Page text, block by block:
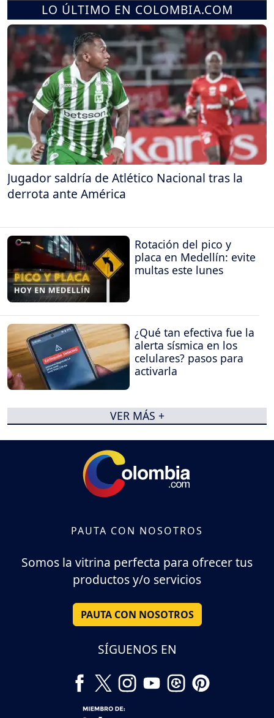
LO ÚLTIMO EN COLOMBIA.COM
Jugador saldría de Atlético Nacional tras la
derrota ante América
Rotación del pico y
placa en Medellín: evite
multas este lunes
¿Qué tan efectiva fue la
alerta sísmica en los
celulares? pasos para
activarla
VER MÁS +
PAUTA CON NOSOTROS
Somos la vitrina perfecta para ofrecer tus
productos y/o servicios
PAUTA CON NOSOTROS
SÍGUENOS EN